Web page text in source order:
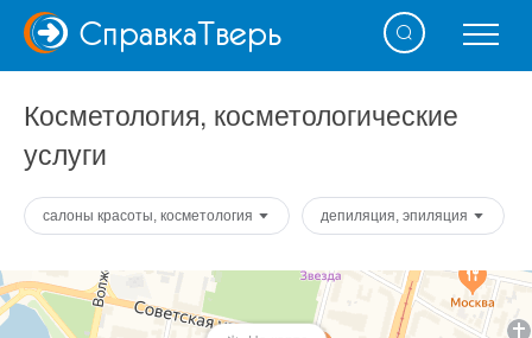
СправкаТверь
Косметология, косметологические
услуги
салоны красоты, косметология депиляция, эпиляция